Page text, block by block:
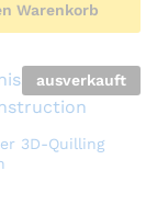
Warenkorb
ausverkauft
3D-Quilling